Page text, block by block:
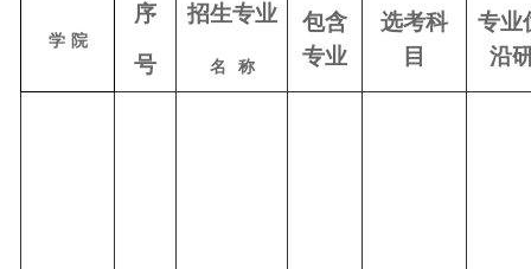
学 院
序
号
招生专业
名 称
包含
专业
选考科
目
专业
沿